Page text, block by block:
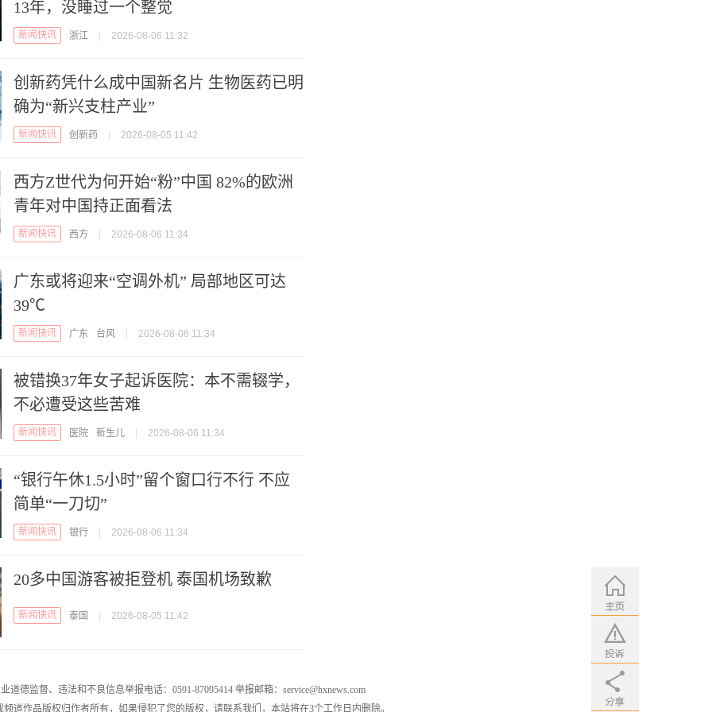
13年，没睡过一个整觉
新闻快讯 浙江 2026-08-06 11:32
创新药凭什么成中国新名片 生物医药已明
确为“新兴支柱产业”
新闻快讯 创新药 2026-08-05 11:42
西方Z世代为何开始“粉”中国 82%的欧洲
青年对中国持正面看法
新闻快讯 西方 2026-08-06 11:34
广东或将迎来“空调外机” 局部地区可达
39℃
新闻快讯 广东 台风 2026-08-06 11:34
被错换37年女子起诉医院：本不需辍学，
不必遭受这些苦难
新闻快讯 医院 新生儿 2026-08-06 11:34
“银行午休1.5小时”留个窗口行不行 不应
简单“一刀切”
新闻快讯 银行 2026-08-06 11:34
20多中国游客被拒登机 泰国机场致歉
新闻快讯 泰国 2026-08-05 11:42
道德监督、违法和不良信息举报电话：0591-87095414 举报邮箱：service@hxnews.com
频道作品版权归作者所有，如果侵犯了您的版权，请联系我们，本站将在3个工作日内删除。